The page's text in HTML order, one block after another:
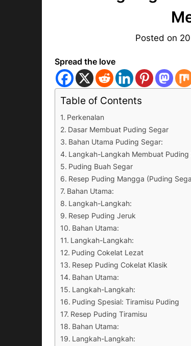
Posted on
Spread the love
Table of Contents
Perkenalan
Dasar Membuat Puding Segar
Bahan Utama Puding Segar:
Langkah-Langkah Membuat Puding
Puding Buah Segar
Resep Puding Mangga (Puding
Bahan Utama:
Langkah-Langkah:
Resep Puding Jeruk
Bahan Utama:
Langkah-Langkah:
Puding Cokelat Lezat
Resep Puding Cokelat Klasik
Bahan Utama:
Langkah-Langkah:
Puding Spesial: Tiramisu Puding
Resep Puding Tiramisu
Bahan Utama:
Langkah-Langkah: